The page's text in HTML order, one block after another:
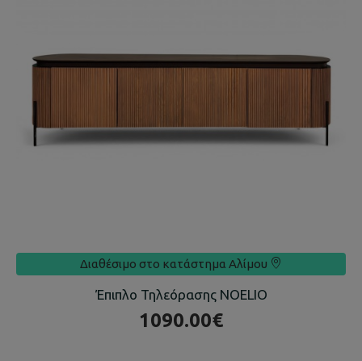
Διαθέσιμο στο κατάστημα Αλίμου
Έπιπλο Τηλεόρασης NOELIO
1090.00€